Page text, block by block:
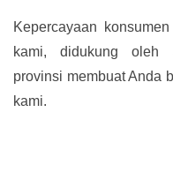
Kepercayaan
kami, didukung oleh
provinsi membuat Anda
kami.